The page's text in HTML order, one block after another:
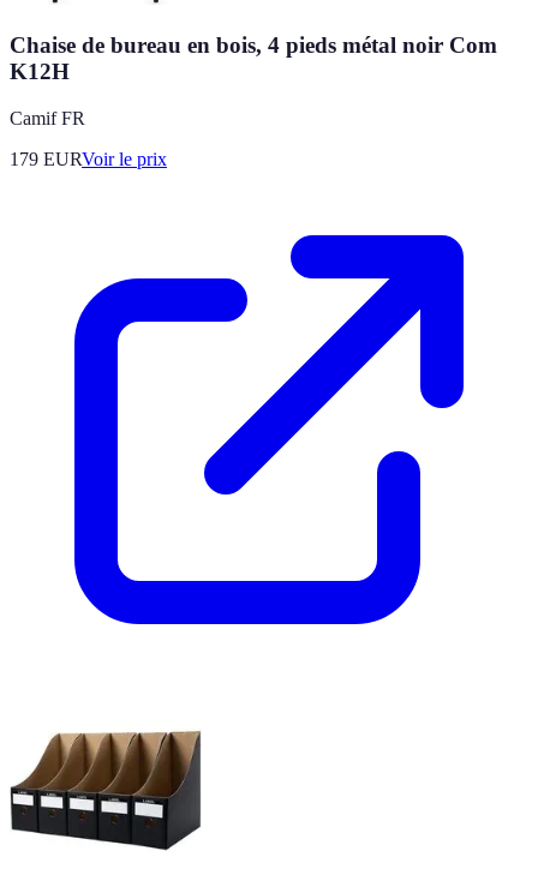
Chaise de bureau en bois, 4 pieds métal noir Com
K12H
Camif FR
179 EURVoir le prix